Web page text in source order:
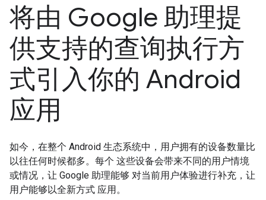
将由 Google 助理提
供支持的查询执行方
式引入你的 Android
应用
如今，在整个 Android 生态系统中，用户拥有的设备数量比
以往任何时候都多。每个 这些设备会带来不同的用户情境
或情况，让 Google 助理能够 对当前用户体验进行补充，让
用户能够以全新方式 应用。